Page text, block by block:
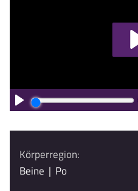
Körperregion:
Beine | Po